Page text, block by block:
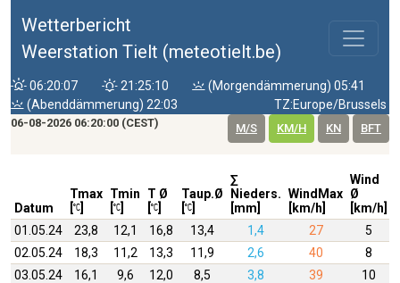
Wetterbericht
Weerstation Tielt (meteotielt.be)
06:20:07 21:25:10
(Morgendämmerung) 05:41
(Abenddämmerung) 22:03
TZ:Europe/Brussels
06-08-2026 06:20:00 (CEST) M/S KM/H KN BFT
Datum
Tmax Tmin
T Ø
Taup.Ø
∑
Nieders.
[mm]
WindMax
[km/h]
Wind
Ø
[km/h]
01.05.24 23,8 12,1 16,8 13,4 1,4 27
5
02.05.24
18,3 11,2 13,3 11,9 2,6 40
8
03.05.24
16,1 9,6 12,0 8,5 3,8 39
10